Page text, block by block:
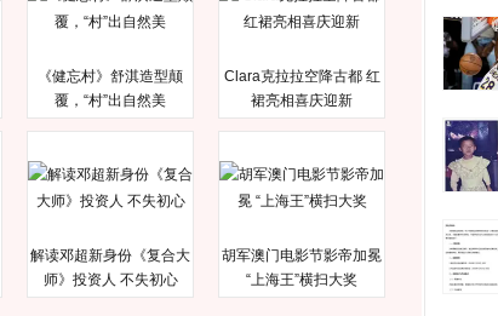
《健忘村》舒淇造型颠
覆，“村”出自然美
Clara克拉拉空降古都 红
裙亮相喜庆迎新
解读邓超新身份《复合大
师》投资人 不失初心
胡军澳门电影节影帝加冕
“上海王”横扫大奖